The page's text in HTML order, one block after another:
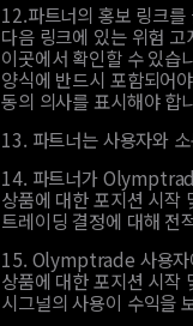
12.파트너의 홍보 링크
다음 링크에 있는 위험
이곳에서 확인할 수 있습
양식에 반드시 포함되어
동의 의사를 표시해야 합
13. 파트너는 사용자와
14. 파트너가
상품에 대한 포지션 시작
트레이딩 결정에 대해 전
15. Olymptrade 사용자
상품에 대한 포지션 시작
시그널의 사용이 수익을